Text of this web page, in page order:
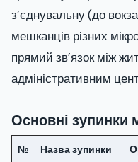
з’єднувальну (до
мешканців різних
прямий зв’язок між
адміністративним
Основні
№ Назва зупинки